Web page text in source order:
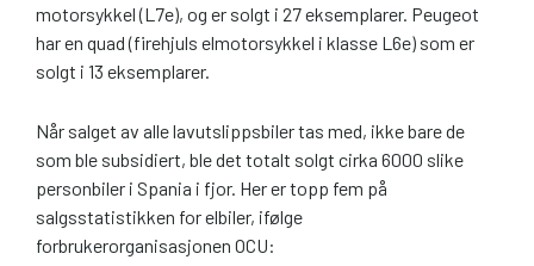
motorsykkel (L7e), og er solgt i 27 eksemplarer. Peugeot
har en quad (firehjuls elmotorsykkel i klasse L6e) som er
solgt i 13 eksemplarer.
Når salget av alle lavutslippsbiler tas med, ikke bare de
som ble subsidiert, ble det totalt solgt cirka 6000 slike
personbiler i Spania i fjor. Her er topp fem på
salgsstatistikken for elbiler, ifølge
forbrukerorganisasjonen OCU: